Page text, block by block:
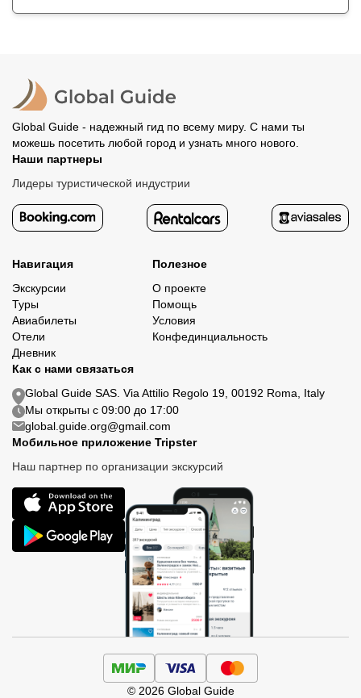
Global Guide - надежный гид по всему миру. С нами ты
можешь посетить любой город и узнать много нового.
Наши партнеры
Лидеры туристической индустрии
Навигация
Экскурсии
Туры
Авиабилеты
Отели
Дневник
Полезное
О проекте
Помощь
Условия
Конфединциальность
Как с нами связаться
Global Guide SAS. Via Attilio Regolo 19, 00192 Roma, Italy
Мы открыты с 09:00 до 17:00
global.guide.org@gmail.com
Мобильное приложение Tripster
Наш партнер по организации экскурсий
© 2026 Global Guide